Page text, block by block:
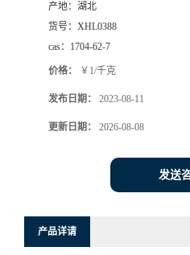
产地： 湖北
货号： XHL0388
cas： 1704-62-7
价格： ￥1/千克
发布日期： 2023-08-11
更新日期： 2026-08-08
发送
产品详请